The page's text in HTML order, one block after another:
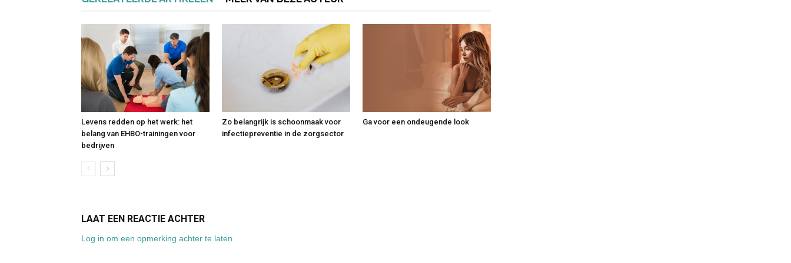
Levens redden op het werk: het
belang van EHBO-trainingen voor
bedrijven
Zo belangrijk is schoonmaak voor
infectiepreventie in de zorgsector
Ga voor een ondeugende look
LAAT EEN REACTIE ACHTER
Log in om een opmerking achter te laten